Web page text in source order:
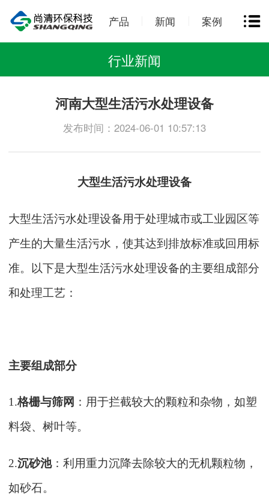
产品 新闻 案例
行业新闻
河南大型生活污水处理设备
发布时间：2024-06-01 10:57:13
大型生活污水处理设备
大型生活污水处理设备用于处理城市或工业园区等
产生的大量生活污水，使其达到排放标准或回用标
准。以下是大型生活污水处理设备的主要组成部分
和处理工艺：
主要组成部分
1.格栅与筛网 ：用于拦截较大的颗粒和杂物，如塑
料袋、树叶等。
2.沉砂池：利用重力沉降去除较大的无机颗粒物，
如砂石。